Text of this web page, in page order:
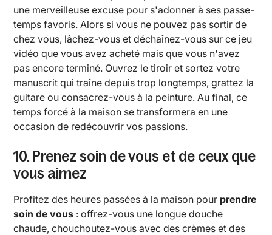
une merveilleuse excuse pour s'adonner à ses passe-
temps favoris. Alors si vous ne pouvez pas sortir de
chez vous, lâchez-vous et déchaînez-vous sur ce jeu
vidéo que vous avez acheté mais que vous n'avez
pas encore terminé. Ouvrez le tiroir et sortez votre
manuscrit qui traîne depuis trop longtemps, grattez la
guitare ou consacrez-vous à la peinture. Au final, ce
temps forcé à la maison se transformera en une
occasion de redécouvrir vos passions.
10. Prenez soin de vous et de ceux que
vous aimez
Profitez des heures passées à la maison pour prendre
soin de vous : offrez-vous une longue douche
chaude, chouchoutez-vous avec des crèmes et des